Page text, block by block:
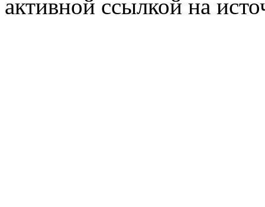
активной ссылкой на